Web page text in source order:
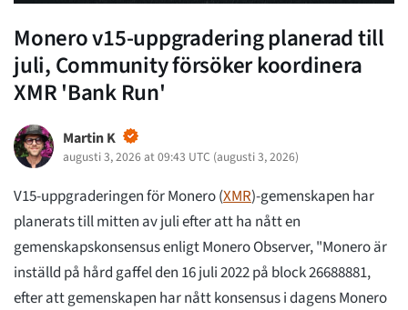
Monero v15-uppgradering planerad till
juli, Community försöker koordinera
XMR 'Bank Run'
Martin K
augusti 3, 2026 at 09:43 UTC (augusti 3, 2026)
V15-uppgraderingen för Monero (XMR)-gemenskapen har
planerats till mitten av juli efter att ha nått en
gemenskapskonsensus enligt Monero Observer, "Monero är
inställd på hård gaffel den 16 juli 2022 på block 26688881,
efter att gemenskapen har nått konsensus i dagens Monero